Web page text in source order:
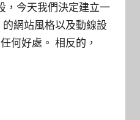
，今天我們決定建立一
網站風格以及動線設
何好處。 相反的，